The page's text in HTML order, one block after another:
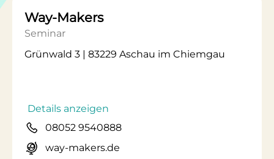
Way-Makers
Seminar
Grünwald 3 | 83229 Aschau im Chiemgau
Details anzeigen
08052 9540888
way-makers.de